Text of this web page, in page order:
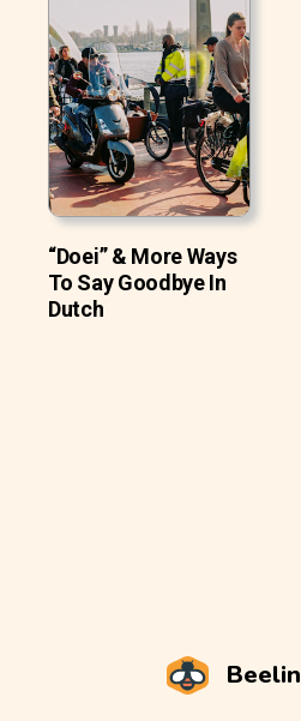
“Doei” & More Ways
To Say Goodbye In
Dutch